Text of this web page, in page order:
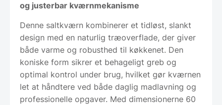
og justerbar kværnmekanisme
Denne saltkværn kombinerer et tidløst, slankt
design med en naturlig træoverflade, der giver
både varme og robusthed til køkkenet. Den
koniske form sikrer et behageligt greb og
optimal kontrol under brug, hvilket gør kværnen
let at håndtere ved både daglig madlavning og
professionelle opgaver. Med dimensionerne 60